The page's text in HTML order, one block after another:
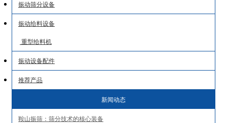
振动筛分设备
振动给料设备
重型给料机
振动设备配件
推荐产品
新闻动态
鞍山振筛：筛分技术的核心装备